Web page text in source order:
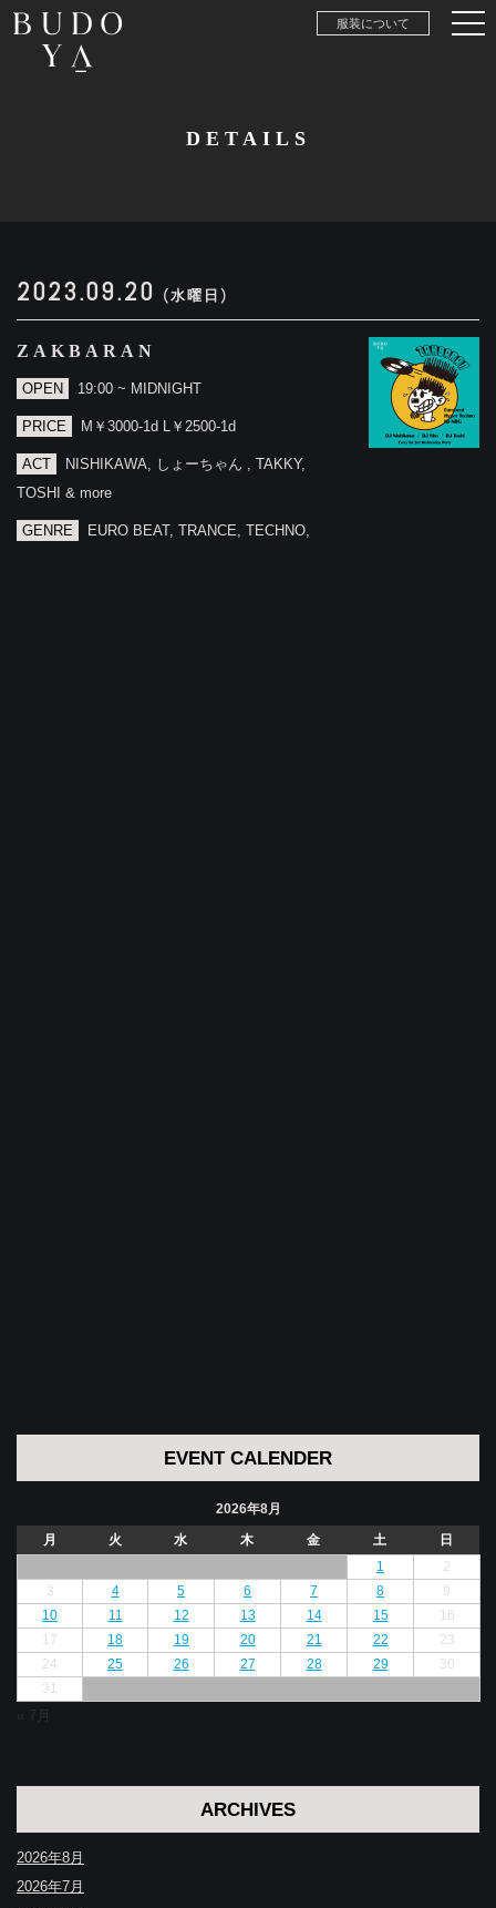
服装について
DETAILS
2023.09.20 (水曜日)
ZAKBARAN
OPEN 19:00 ~ MIDNIGHT
PRICE M￥3000-1d L￥2500-1d
ACT
NISHIKAWA, しょーちゃん , TAKKY,
TOSHI & more
GENRE EURO BEAT, TRANCE, TECHNO,
EVENT CALENDER
2026年8月
月
火 水 木 金 土
日
1
2
3
4 5 6 7 8
9
10
11 12 13 14 15
16
17
18 19 20 21 22
23
24
25 26 27 28 29
30
31
« 7月
ARCHIVES
2026年8月
2026年7月